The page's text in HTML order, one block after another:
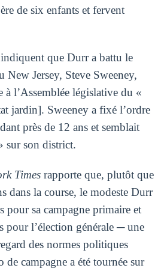
de six enfants et fervent
que Durr a battu le
New Jersey, Steve Sweeney,
l’Assemblée législative du «
jardin]. Sweeney a fixé l’ordre
près de 12 ans et semblait
sur son district.
Timesrapporte que, plutôt que
dans la course, le modeste Durr
pour sa campagne primaire et
pour l’élection générale ─ une
des normes politiques
de campagne a été tournée sur